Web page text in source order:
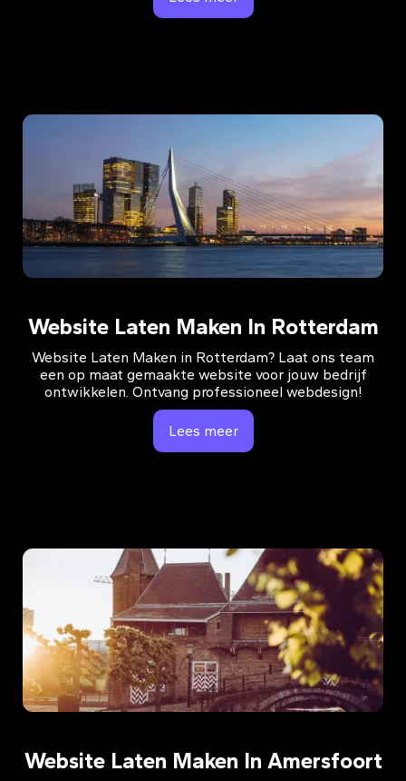
Website Laten Maken In Rotterdam
Website Laten Maken in Rotterdam? Laat ons team
een op maat gemaakte website voor jouw bedrijf
ontwikkelen. Ontvang professioneel webdesign!
Lees meer
Website Laten Maken In Amersfoort